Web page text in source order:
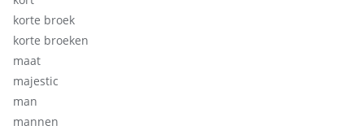
korte broek
korte broeken
maat
majestic
man
mannen